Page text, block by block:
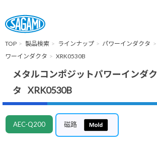
TOP 製品検索 ラインナップ パワーインダクタ
ワーインダクタ
XRK0530B
メタルコンポジットパワーインダク
タ XRK0530B
AEC-Q200 磁路